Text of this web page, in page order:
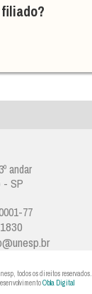
andar
- SP
77
todos os direitos reservados.
Obla Digital